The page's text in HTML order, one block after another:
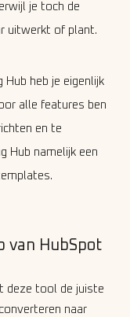
je toch de
uitwerkt of plant.
Hub heb je eigenlijk
alle features ben
en te
Hub namelijk een
van HubSpot
deze tool de juiste
naar